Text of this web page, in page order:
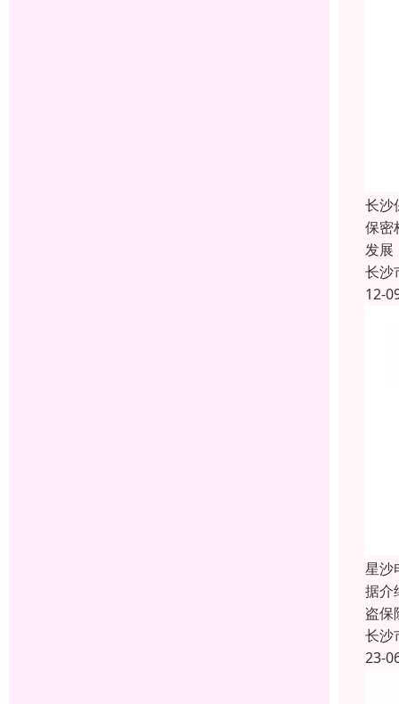
长沙
保密
发展
长沙
12-
星沙
据介
盗保
长沙
23-